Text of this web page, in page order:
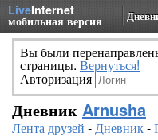
LiveInternet
мобильная версия
Вы были
страницы. Вернуться!
Авторизация
Дневник Arnusha
Лента друзей -Дневник-